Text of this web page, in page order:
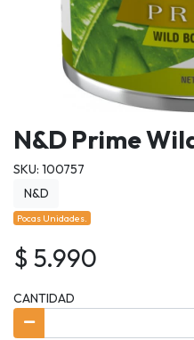
N&D Prime
SKU: 100757
N&D
Pocas Unidades.
$ 5.990
CANTIDAD